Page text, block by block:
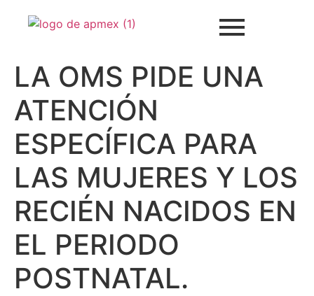
LA OMS PIDE UNA
ATENCIÓN
ESPECÍFICA PARA
LAS MUJERES Y LOS
RECIÉN NACIDOS EN
EL PERIODO
POSTNATAL.